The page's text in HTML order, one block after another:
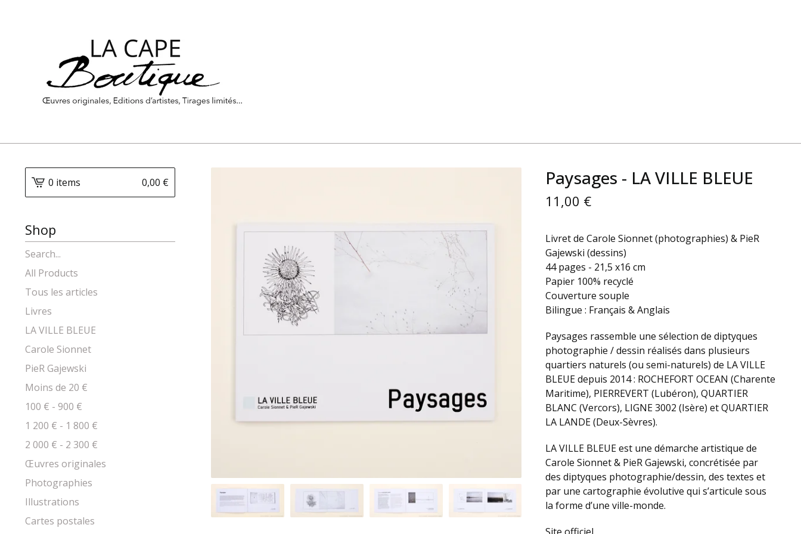
Paysages - LA VILLE BLEUE
11,00 €
Livret de Carole Sionnet (photographies) & PieR
Gajewski (dessins)
44 pages - 21,5 x16 cm
Papier 100% recyclé
Couverture souple
Bilingue : Français & Anglais
Paysages rassemble une sélection de diptyques
photographie / dessin réalisés dans plusieurs
quartiers naturels (ou semi-naturels) de LA VILLE
BLEUE depuis 2014 : ROCHEFORT OCEAN (Charente
Maritime), PIERREVERT (Lubéron), QUARTIER
BLANC (Vercors), LIGNE 3002 (Isère) et QUARTIER
LA LANDE (Deux-Sèvres).
LA VILLE BLEUE est une démarche artistique de
Carole Sionnet & PieR Gajewski, concrétisée par
des diptyques photographie/dessin, des textes et
par une cartographie évolutive qui s’articule sous
la forme d’une ville-monde.
0 items 0,00 €
Shop
Search
products
All Products
Tous les articles
Livres
LA VILLE BLEUE
Carole Sionnet
PieR Gajewski
Moins de 20 €
100 € - 900 €
1 200 € - 1 800 €
2 000 € - 2 300 €
Œuvres originales
Photographies
Illustrations
Cartes postales